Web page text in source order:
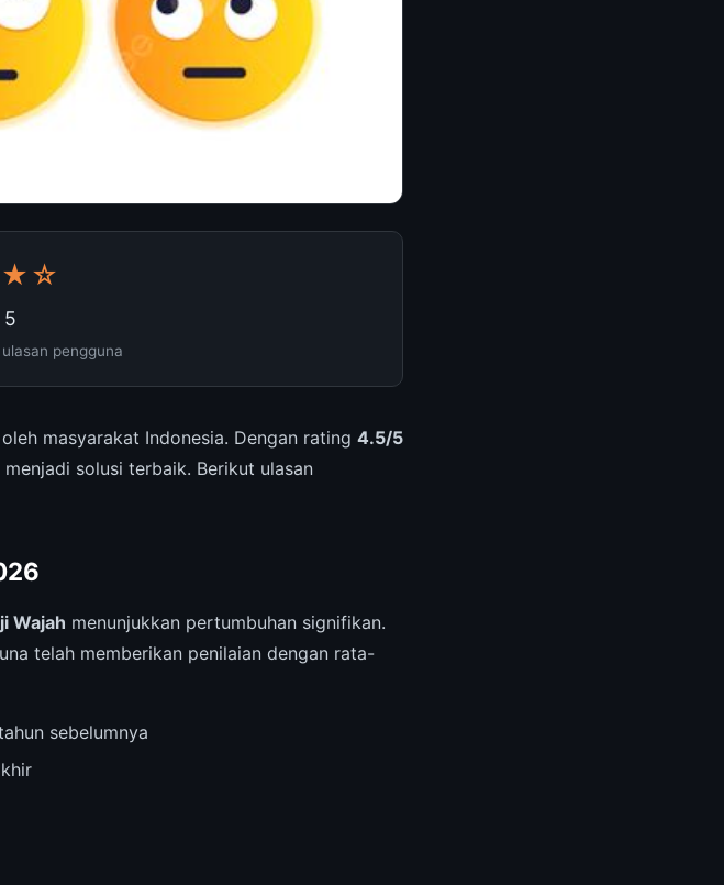
pengguna
masyarakat Indonesia. Dengan rating 4.5/5
solusi terbaik. Berikut ulasan
Wajah menunjukkan pertumbuhan signifikan.
telah memberikan penilaian dengan rata-
sebelumnya